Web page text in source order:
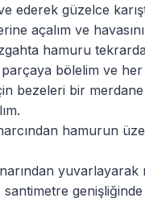
ederek güzelce
açalım ve havasını
hamuru
bölelim ve
bezeleri bir
harcından hamurun
yuvarlayarak
santimetre